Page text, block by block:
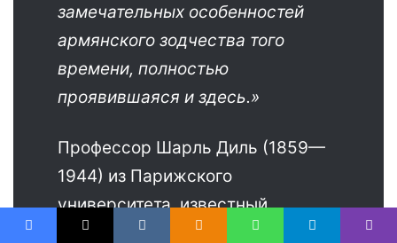
замечательных особенностей
армянского зодчества того
времени, полностью
проявившаяся и здесь.»
Профессор Шарль Диль (1859—
1944) из Парижского
университета, известный
французский историк искусства,